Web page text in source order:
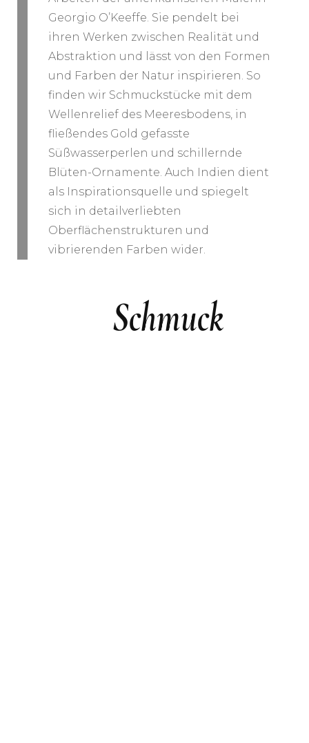
Georgio O’Keeffe. Sie pendelt bei
ihren Werken zwischen Realität und
Abstraktion und lässt von den Formen
und Farben der Natur inspirieren. So
finden wir Schmuckstücke mit dem
Wellenrelief des Meeresbodens, in
fließendes Gold gefasste
Süßwasserperlen und schillernde
Blüten-Ornamente. Auch Indien dient
als Inspirationsquelle und spiegelt
sich in detailverliebten
Oberflächenstrukturen und
vibrierenden Farben wider.
Schmuck